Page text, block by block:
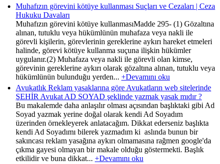
Muhafızın görevini kötüye kullanması Suçları ve Cezaları | Ceza
Hukuku Davaları
Muhafızın görevini kötüye kullanmasıMadde 295- (1) Gözaltına
alınan, tutuklu veya hükümlünün muhafaza veya nakli ile
görevli kişilerin, görevlerinin gereklerine aykırı hareket etmeleri
halinde, görevi kötüye kullanma suçuna ilişkin hükümler
uygulanır.(2) Muhafaza veya nakli ile görevli olan kimse,
görevinin gereklerine aykırı olarak gözaltına alınan, tutuklu veya
hükümlünün bulunduğu yerden... +Devamını oku
Avukatlık Reklam yasaklarına göre Avukatların web sitelerinde
ŞEHİR Avukat AD SOYAD şeklinde yazmak yasak mıdır ?
Bu makalemde daha anlaşılır olması açısından başlıktaki gibi Ad
Soyad yazmak yerine doğal olarak kendi Ad Soyadım
üzerinden örnekleyerek anlatacağım. Dikkat ederseniz başlıkta
kendi Ad Soyadımı bilerek yazmadım ki aslında bunun bir
sakıncası reklam yasağına aykırı olmamasına rağmen google'da
çıkma gayesi olmayan bir makale olduğu göstermekti. Başlık
etkilidir ve buna dikkat... +Devamını oku